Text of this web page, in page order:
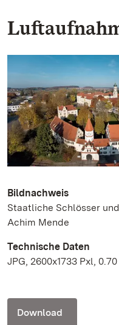
Bildnachweis
Staatliche Schlösser
Achim Mende
Technische Daten
JPG, 2600x1733 Pxl,
Download